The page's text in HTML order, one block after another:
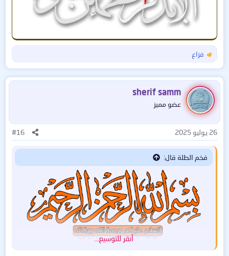
ل
ت
ف
ا
ع
ا
ت
:
فزاع
sherif samm
عضو مميز
26 يوليو 2025 #16
فخم الطلة قال:
أنقر للتوسيع...